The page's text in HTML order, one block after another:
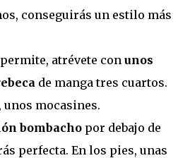
conseguirás un estilo más
atrévete con unos
de manga tres cuartos.
unos mocasines.
bombacho por debajo de
perfecta. En los pies, unas